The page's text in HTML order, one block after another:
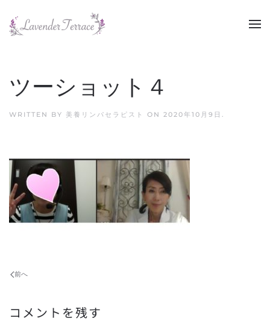
Skip to main content
ツーショット４
WRITTEN BY 美養リンパセラピスト ON 2020年10月9日 .
前へ
コメントを残す